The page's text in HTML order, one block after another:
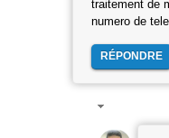
traitement de
numero de
RÉPONDRE